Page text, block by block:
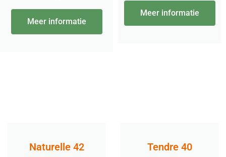
Meer informatie
Meer informatie
Naturelle 42 Tendre 40